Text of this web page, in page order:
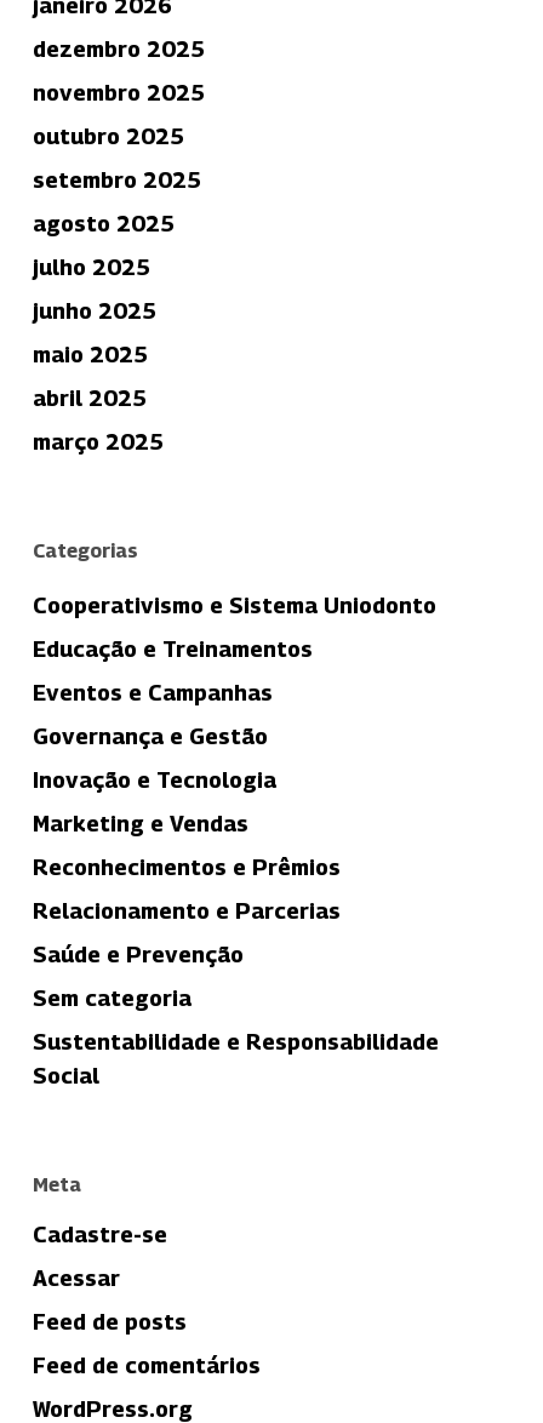
janeiro 2026
dezembro 2025
novembro 2025
outubro 2025
setembro 2025
agosto 2025
julho 2025
junho 2025
maio 2025
abril 2025
março 2025
Categorias
Cooperativismo e Sistema Uniodonto
Educação e Treinamentos
Eventos e Campanhas
Governança e Gestão
Inovação e Tecnologia
Marketing e Vendas
Reconhecimentos e Prêmios
Relacionamento e Parcerias
Saúde e Prevenção
Sem categoria
Sustentabilidade e Responsabilidade
Social
Meta
Cadastre-se
Acessar
Feed de posts
Feed de comentários
WordPress.org